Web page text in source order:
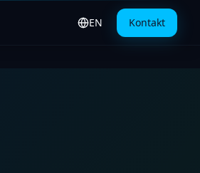
EN
Switch to English
Kontakt